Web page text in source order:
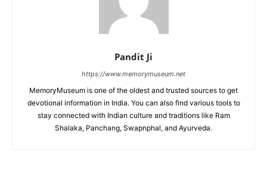
Pandit Ji
https://www.memorymuseum.net
MemoryMuseum is one of the oldest and trusted sources to get
devotional information in India. You can also find various tools to
stay connected with Indian culture and traditions like Ram
Shalaka, Panchang, Swapnphal, and Ayurveda.